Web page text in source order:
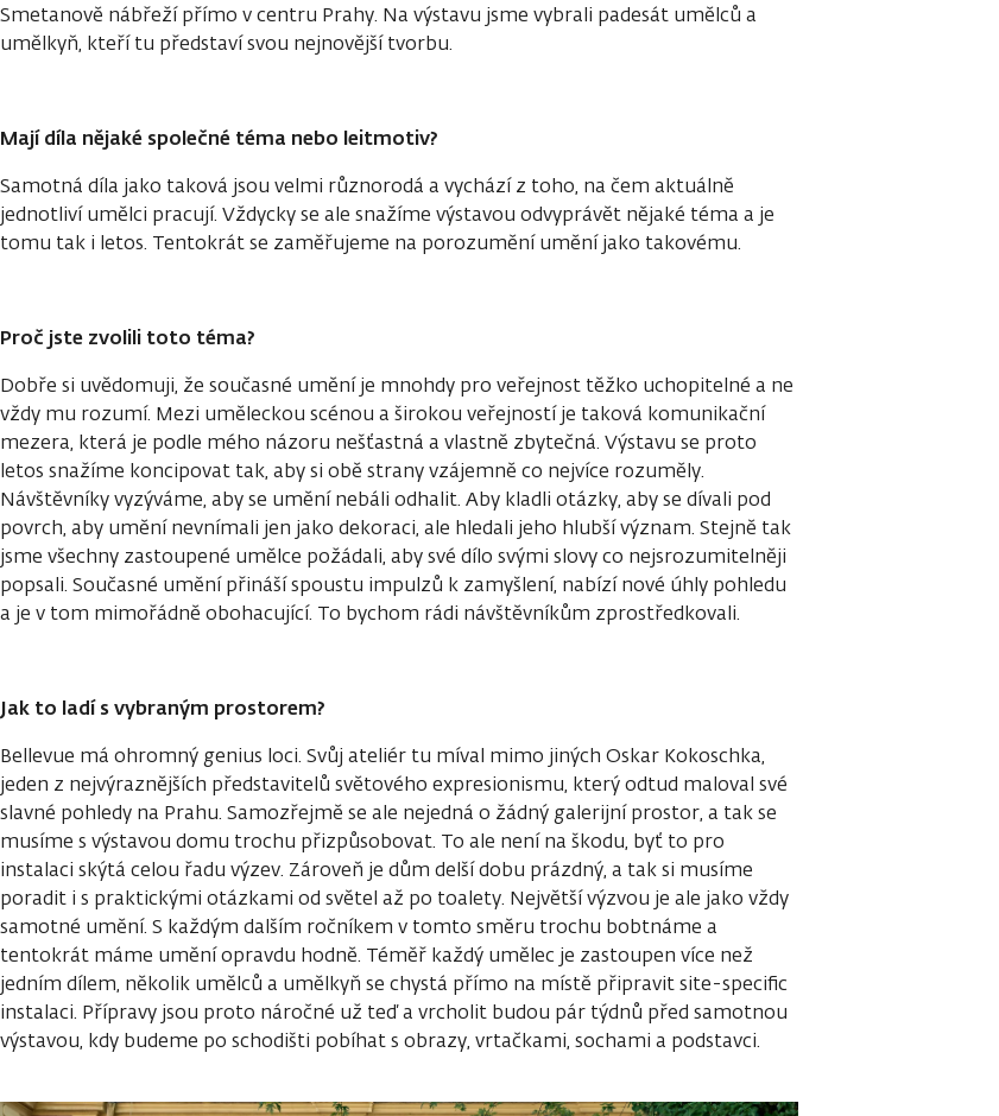
Smetanově nábřeží přímo v centru Prahy. Na výstavu jsme vybrali padesát umělců a
umělkyň, kteří tu představí svou nejnovější tvorbu.
Mají díla nějaké společné téma nebo leitmotiv?
Samotná díla jako taková jsou velmi různorodá a vychází z toho, na čem aktuálně
jednotliví umělci pracují. Vždycky se ale snažíme výstavou odvyprávět nějaké téma a je
tomu tak i letos. Tentokrát se zaměřujeme na porozumění umění jako takovému.
Proč jste zvolili toto téma?
Dobře si uvědomuji, že současné umění je mnohdy pro veřejnost těžko uchopitelné a ne
vždy mu rozumí. Mezi uměleckou scénou a širokou veřejností je taková komunikační
mezera, která je podle mého názoru nešťastná a vlastně zbytečná. Výstavu se proto
letos snažíme koncipovat tak, aby si obě strany vzájemně co nejvíce rozuměly.
Návštěvníky vyzýváme, aby se umění nebáli odhalit. Aby kladli otázky, aby se dívali pod
povrch, aby umění nevnímali jen jako dekoraci, ale hledali jeho hlubší význam. Stejně tak
jsme všechny zastoupené umělce požádali, aby své dílo svými slovy co nejsrozumitelněji
popsali. Současné umění přináší spoustu impulzů k zamyšlení, nabízí nové úhly pohledu
a je v tom mimořádně obohacující. To bychom rádi návštěvníkům zprostředkovali.
Jak to ladí s vybraným prostorem?
Bellevue má ohromný genius loci. Svůj ateliér tu míval mimo jiných Oskar Kokoschka,
jeden z nejvýraznějších představitelů světového expresionismu, který odtud maloval své
slavné pohledy na Prahu. Samozřejmě se ale nejedná o žádný galerijní prostor, a tak se
musíme s výstavou domu trochu přizpůsobovat. To ale není na škodu, byť to pro
instalaci skýtá celou řadu výzev. Zároveň je dům delší dobu prázdný, a tak si musíme
poradit i s praktickými otázkami od světel až po toalety. Největší výzvou je ale jako vždy
samotné umění. S každým dalším ročníkem v tomto směru trochu bobtnáme a
tentokrát máme umění opravdu hodně. Téměř každý umělec je zastoupen více než
jedním dílem, několik umělců a umělkyň se chystá přímo na místě připravit site-specific
instalaci. Přípravy jsou proto náročné už teď a vrcholit budou pár týdnů před samotnou
výstavou, kdy budeme po schodišti pobíhat s obrazy, vrtačkami, sochami a podstavci.